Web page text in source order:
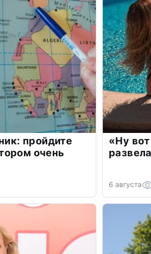
пройдите
очень
«Ну
6 августа